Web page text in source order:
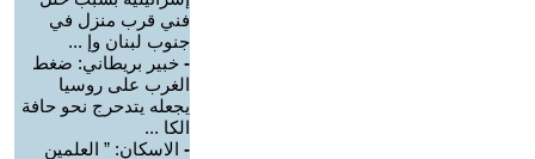
فني قرب منزل في
جنوب لبنان وإ ...
- خبير بريطاني: ضغط
الغرب على روسيا
يجعله يتدحرج نحو حافة
الكا ...
- الاسكان: ” العلمين